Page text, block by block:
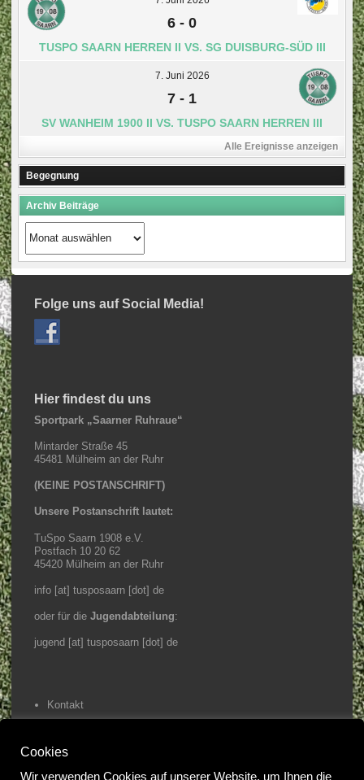
6 - 0
TUSPO SAARN HERREN II VS. SG DUISBURG-SÜD III
7. Juni 2026
7 - 1
SV WANHEIM 1900 II VS. TUSPO SAARN HERREN III
Alle Ereignisse anzeigen
Begegnung
Archiv Beiträge
Archiv
Beiträge
Folge uns auf Social Media!
Hier findest du uns
Sportpark „Saarner Ruhraue“
Mintarder Straße 45
45481 Mülheim an der Ruhr
(KEINE POSTANSCHRIFT)
Unsere Postanschrift lautet:
TuSpo Saarn 1908 e.V.
Postfach 10 20 62
45420 Mülheim an der Ruhr
info [at] tusposaarn [dot] de
oder für die Jugendabteilung:
jugend [at] tusposaarn [dot] de
Kontakt
Home
Cookies
Wir verwenden Cookies auf unserer Website, um Ihnen die